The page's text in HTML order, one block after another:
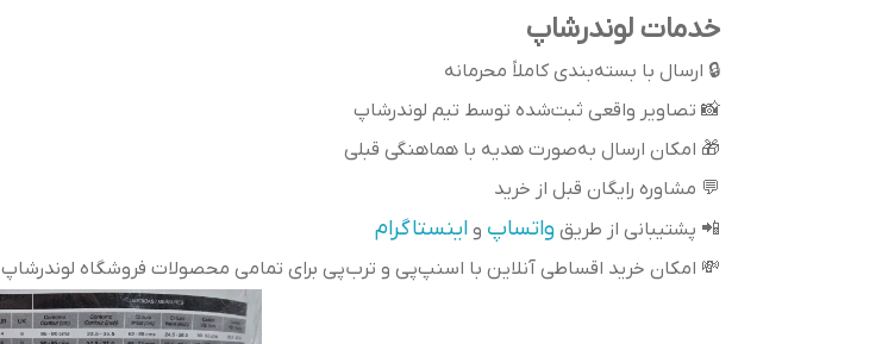
خدمات لوندرشاپ
🔒 ارسال با بسته‌بندی کاملاً محرمانه
📸 تصاویر واقعی ثبت‌شده توسط تیم لوندرشاپ
🎁 امکان ارسال به‌صورت هدیه با هماهنگی قبلی
💬 مشاوره رایگان قبل از خرید
📲 پشتیبانی از طریق واتساپ و اینستاگرام
💸 امکان خرید اقساطی آنلاین با اسنپ‌پی و ترب‌پی برای تمامی محصولات فروشگاه لوندرشاپ